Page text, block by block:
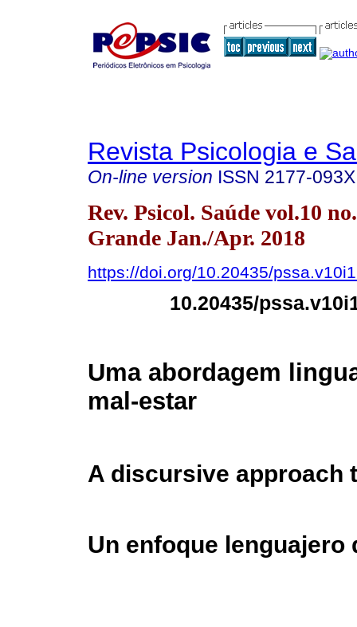
Revista Psicologia e
On-line version ISSN 2177-093X
Rev. Psicol. Saúde vol.10
Grande Jan./Apr. 2018
https://doi.org/10.20435/
10.20435/
Uma abordagem
mal-estar
A discursive approach
Un enfoque lenguajero